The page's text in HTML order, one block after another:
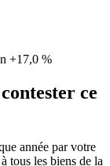
+17,0 %
ce
année par votre
tous les biens de la